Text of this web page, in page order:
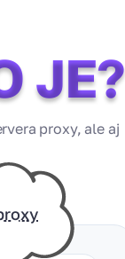
JE?
proxy, ale aj